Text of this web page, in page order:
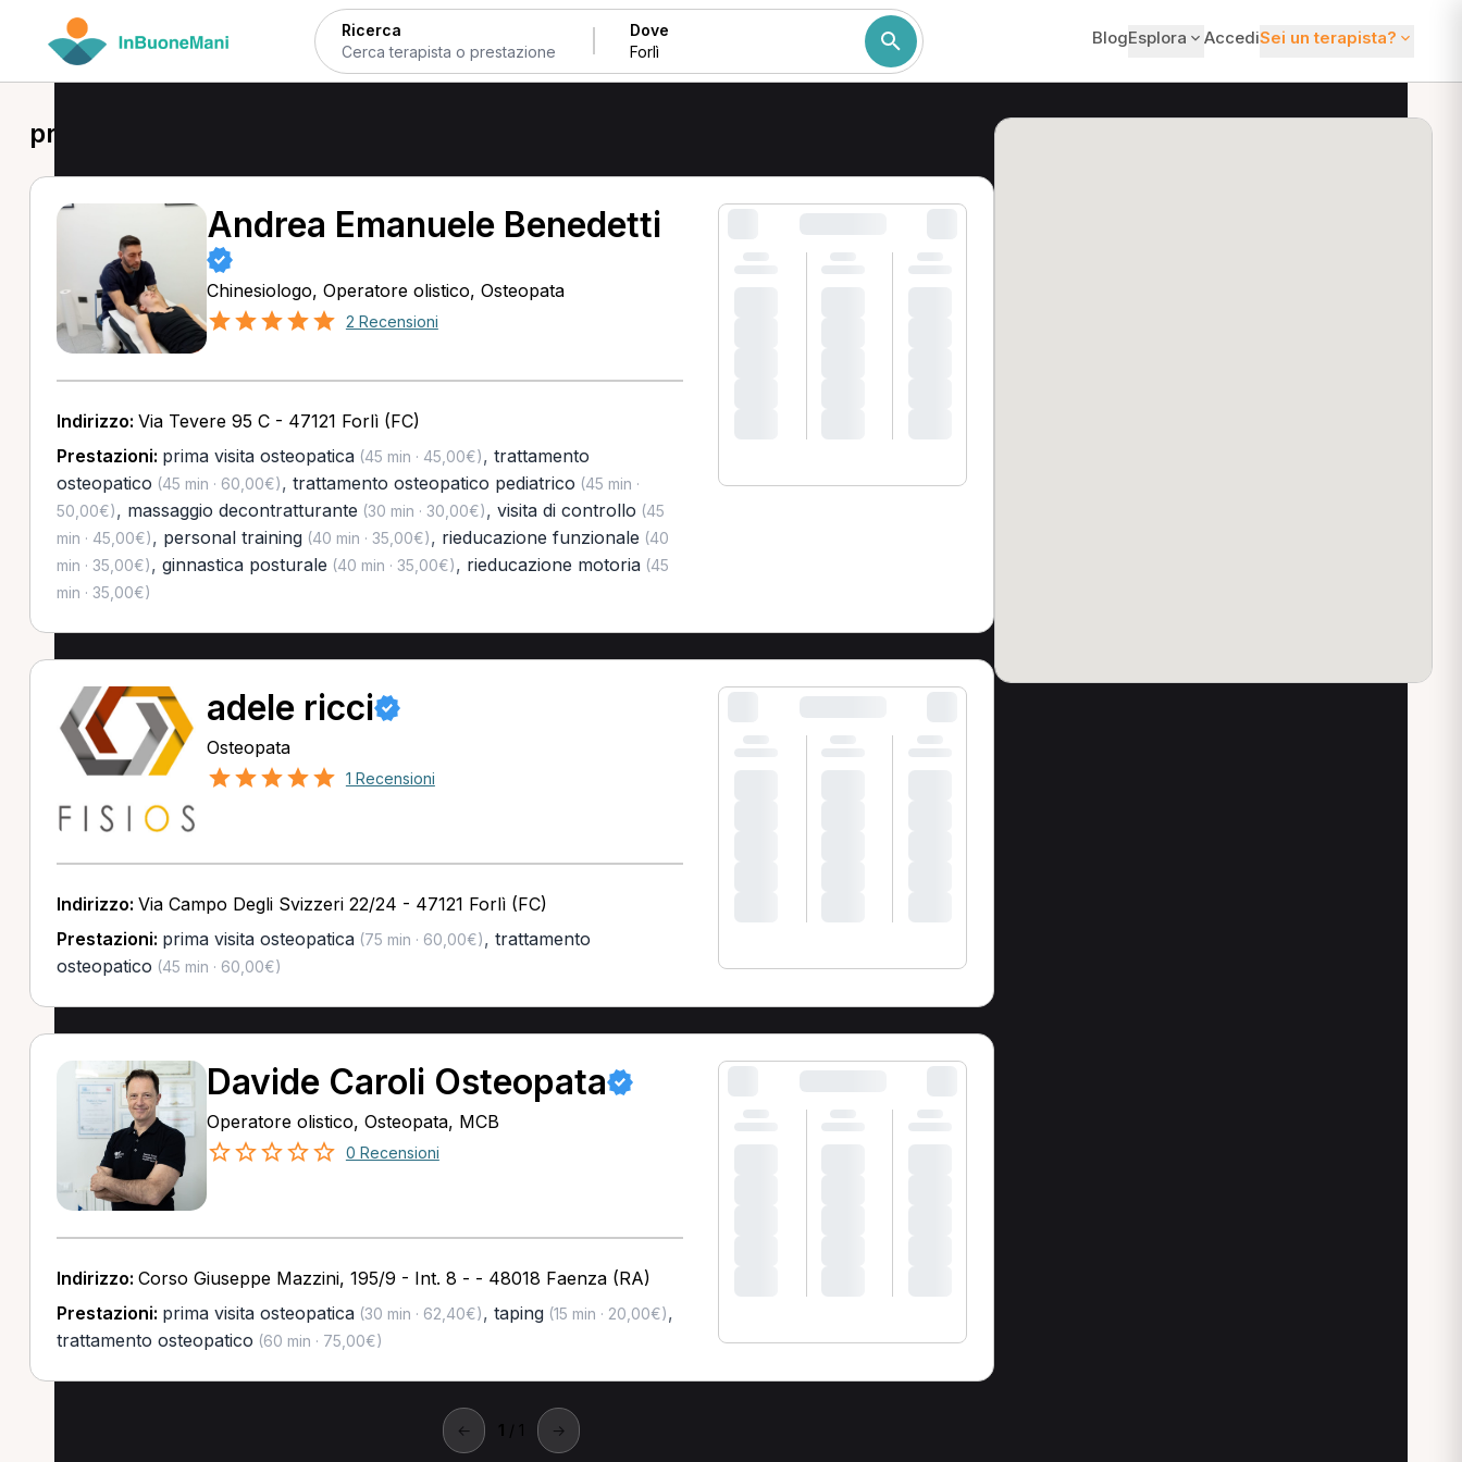
Ricerca Dove BlogEsplora AccediSei un terapista?
prima visita osteopatica a Forlì
Andrea Emanuele Benedetti
Chinesiologo, Operatore olistico, Osteopata
2 Recensioni
Indirizzo: Via Tevere 95 C - 47121 Forlì (FC)
Prestazioni: prima visita osteopatica(45 min · 45,00€), trattamento
osteopatico (45 min · 60,00€), trattamento osteopatico pediatrico (45 min ·
50,00€), massaggio decontratturante (30 min · 30,00€), visita di controllo (45
min · 45,00€), personal training(40 min · 35,00€), rieducazione funzionale (40
min · 35,00€), ginnastica posturale (40 min · 35,00€), rieducazione motoria(45
min · 35,00€)
adele ricci
Osteopata
1 Recensioni
Indirizzo: Via Campo Degli Svizzeri 22/24 - 47121 Forlì (FC)
Prestazioni: prima visita osteopatica(75 min · 60,00€), trattamento
osteopatico (45 min · 60,00€)
Davide Caroli Osteopata
Operatore olistico, Osteopata, MCB
0 Recensioni
Indirizzo: Corso Giuseppe Mazzini, 195/9 - Int. 8 - - 48018 Faenza (RA)
Prestazioni: prima visita osteopatica(30 min · 62,40€), taping(15 min · 20,00€),
trattamento osteopatico (60 min · 75,00€)
← 1 / 1 →